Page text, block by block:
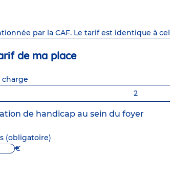
par la CAF. Le tarif est identique à
de ma place
charge
2
de handicap au sein du foyer
(obligatoire)
€